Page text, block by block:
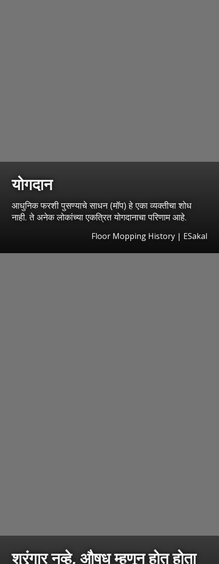
योगदान
आधुनिक फरशी पुसण्याचे साधन (मॉप) हे एका व्यक्तीचा शोध
नाही. ते अनेक लोकांच्या एकत्रित योगदानाचा परिणाम आहे.
Floor Mopping History | ESakal
श्रृंगार नव्हे, औषध म्हणून होत होता